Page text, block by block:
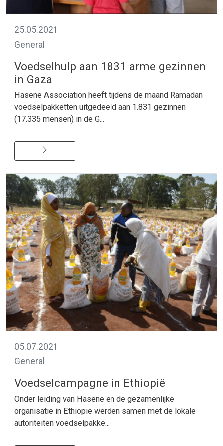
25.05.2021
General
Voedselhulp aan 1831 arme gezinnen
in Gaza
Hasene Association heeft tijdens de maand Ramadan
voedselpakketten uitgedeeld aan 1.831 gezinnen
(17.335 mensen) in de G...
05.07.2021
General
Voedselcampagne in Ethiopië
Onder leiding van Hasene en de gezamenlijke
organisatie in Ethiopië werden samen met de lokale
autoriteiten voedselpakke...